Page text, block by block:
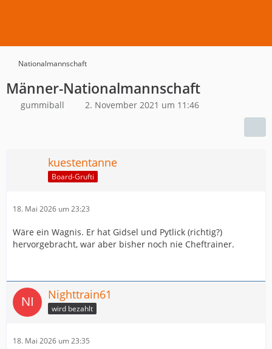
Nationalmannschaft
Männer-Nationalmannschaft
gummiball 2. November 2021 um 11:46
kuestentanne
Board-Grufti
18. Mai 2026 um 23:23
Wäre ein Wagnis. Er hat Gidsel und Pytlick (richtig?)
hervorgebracht, war aber bisher noch nie Cheftrainer.
Nighttrain61
wird bezahlt
18. Mai 2026 um 23:35